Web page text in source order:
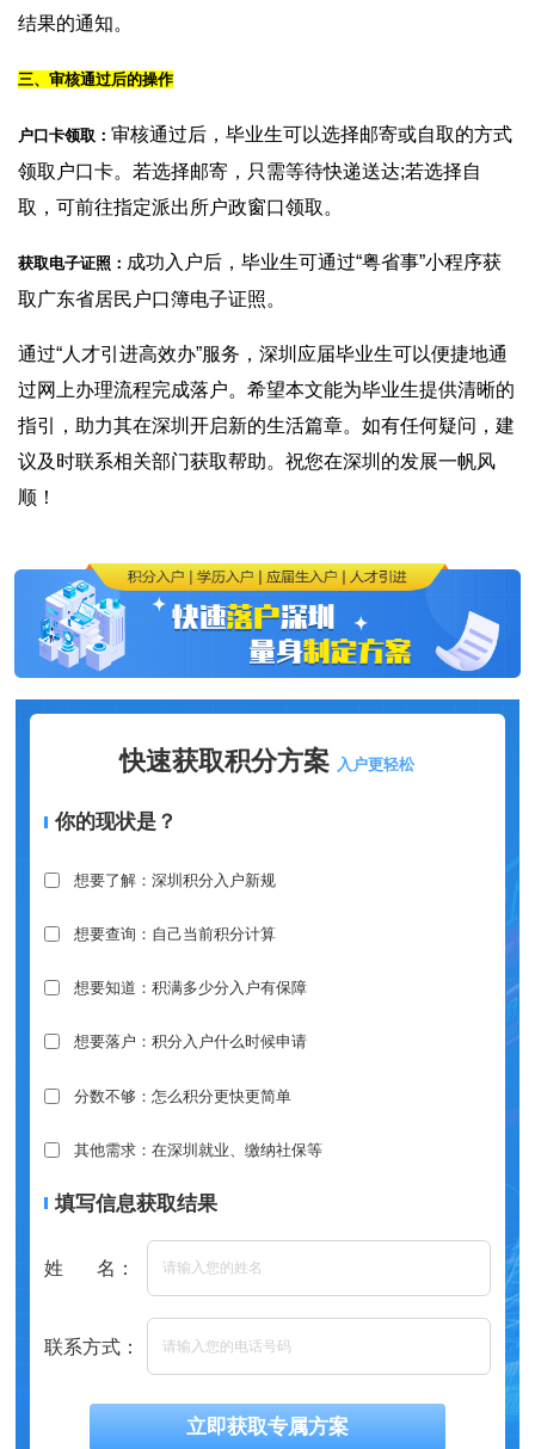
结果的通知。
三、审核通过后的操作
户口卡领取： 审核通过后，毕业生可以选择邮寄或自取的方式
领取户口卡。若选择邮寄，只需等待快递送达;若选择自
取，可前往指定派出所户政窗口领取。
获取电子证照： 成功入户后，毕业生可通过“粤省事”小程序获
取广东省居民户口簿电子证照。
通过“人才引进高效办”服务，深圳应届毕业生可以便捷地通
过网上办理流程完成落户。希望本文能为毕业生提供清晰的
指引，助力其在深圳开启新的生活篇章。如有任何疑问，建
议及时联系相关部门获取帮助。祝您在深圳的发展一帆风
顺！
快速获取积分方案 入户更轻松
你的现状是？
想要了解：深圳积分入户新规
想要查询：自己当前积分计算
想要知道：积满多少分入户有保障
想要落户：积分入户什么时候申请
分数不够：怎么积分更快更简单
其他需求：在深圳就业、缴纳社保等
填写信息获取结果
姓 名：
联系方式：
立即获取专属方案